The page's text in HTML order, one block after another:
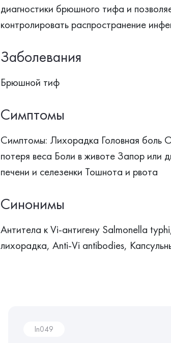
диагностики брюшного тифа и
контролировать распространение
Заболевания
Брюшной тиф
Симптомы
Симптомы: Лихорадка Головная боль
потеря веса Боли в животе Запор или
печени и селезенки Тошнота и рвота
Синонимы
Антитела к Vi-aнтигену Salmonella
лихорадка, Anti-Vi antibodies,
In049